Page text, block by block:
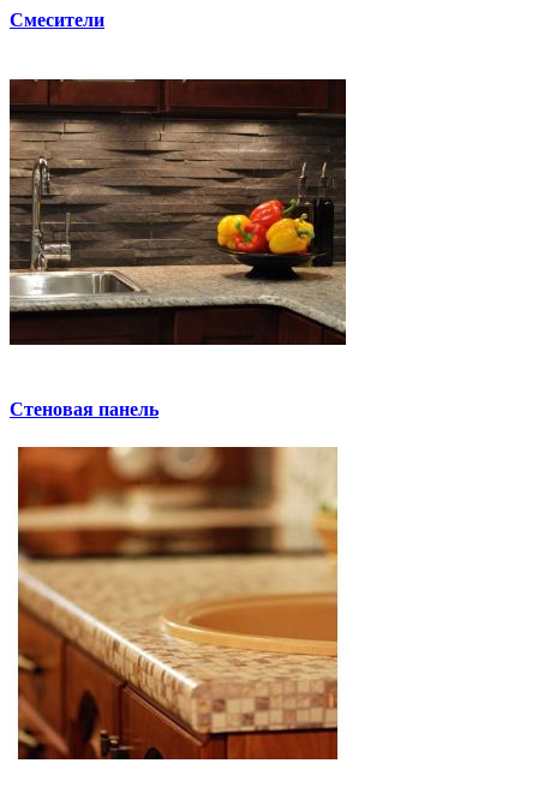
Смесители
Стеновая панель